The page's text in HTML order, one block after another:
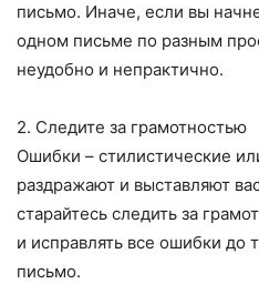
письмо. Иначе, если вы
одном письме по разным
неудобно и непрактично.
2. Следите за грамотностью
Ошибки – стилистические
раздражают и выставляют
старайтесь следить за
и исправлять все ошибки до
письмо.